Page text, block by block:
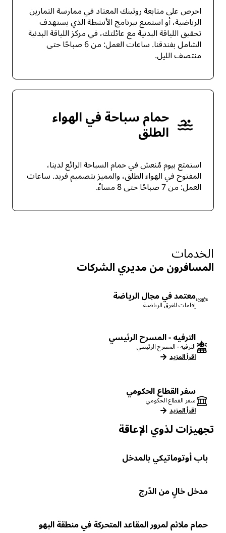
احرص على متابعة روتينك المعتاد في ممارسة التمارين
الرياضية، أو استمتع ببرنامج الأنشطة الذي يستهدف
تحقيق اللياقة البدنية مع عائلتك، في مركز اللياقة البدنية
الشامل بفندقنا. ساعات العمل: من 6 صباحًا حتى
منتصف الليل.
حمام سباحة في الهواء
الطلق
استمتع بيوم مُنعش في حمام السباحة الرائع لدينا،
المفتوح في الهواء الطلق، والمميز بتصميم فريد. ساعات
العمل: من 7 صباحًا حتى 8 مساءً.
الخدمات
المسافرون من مديري الشركات
معتمد في مجال الرياضة
إقامات للفرق الرياضية
الترفيه - المسرح الرئيسي
الترفيه - المسرح الرئيسي
اقرأ المزيد
سفر القطاع الحكومي
سفر القطاع الحكومي
اقرأ المزيد
تجهيزات لذوي الإعاقة
باب أوتوماتيكي بالمدخل
مدخل خالٍ من الدّرج
حمام ملائم لمرور المقاعد المتحركة في منطقة البهو